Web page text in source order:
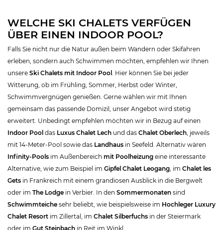
WELCHE SKI CHALETS VERFÜGEN
ÜBER EINEN INDOOR POOL?
Falls Sie nicht nur die Natur außen beim Wandern oder Skifahren
erleben, sondern auch Schwimmen möchten, empfehlen wir Ihnen
unsere Ski Chalets mit Indoor Pool
. Hier können Sie bei jeder
Witterung, ob im Frühling, Sommer, Herbst oder Winter,
Schwimmvergnügen genießen. Gerne wählen wir mit Ihnen
gemeinsam das passende Domizil, unser Angebot wird stetig
erweitert. Unbedingt empfehlen möchten wir in Bezug auf einen
Indoor Pool das Luxus Chalet Lech und das Chalet Oberlech , jeweils
mit 14-Meter-Pool sowie das Landhaus in Seefeld. Alternativ wären
Infinity-Pools im Außenbereich mit Poolheizung eine interessante
Alternative, wie zum Beispiel im Gipfel Chalet Leogang , im Chalet les
Gets in Frankreich mit einem grandiosen Ausblick in die Bergwelt
oder im The Lodge in Verbier. In den Sommermonaten sind
Schwimmteiche sehr beliebt, wie beispielsweise im Hochleger Luxury
Chalet Resort im Zillertal, im Chalet Silberfuchs in der Steiermark
oder im Gut Steinbach in Reit im Winkl.